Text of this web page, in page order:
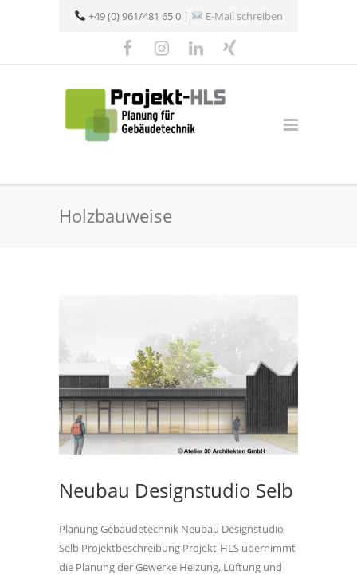
+49 (0) 961/481 65 0 | E-Mail schreiben
Holzbauweise
Neubau Designstudio Selb
Planung Gebäudetechnik Neubau Designstudio
Selb Projektbeschreibung Projekt-HLS übernimmt
die Planung der Gewerke Heizung, Lüftung und